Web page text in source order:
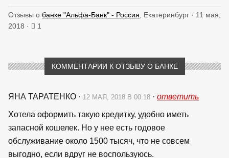
Отзывы о банке "Альфа-Банк" - Россия , Екатеринбург · 11 мая,
2018 ·
1
КОММЕНТАРИИ К ОТЗЫВУ О БАНКЕ
ЯНА ТАРАТЕНКО · 12 МАЯ, 2018 В 00:18 · ответить
Хотела оформить такую кредитку, удобно иметь
запасной кошелек. Но у нее есть годовое
обслуживание около 1500 тысяч, что не совсем
выгодно, если вдруг не воспользуюсь.